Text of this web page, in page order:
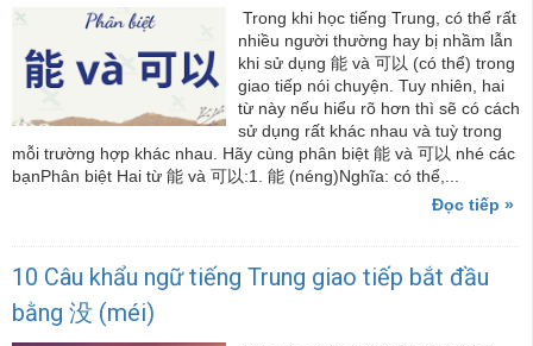
Trong khi học tiếng Trung, có thể rất
nhiều người thường hay bị nhầm lẫn
khi sử dụng 能 và 可以 (có thể) trong
giao tiếp nói chuyện. Tuy nhiên, hai
từ này nếu hiểu rõ hơn thì sẽ có cách
sử dụng rất khác nhau và tuỳ trong
mỗi trường hợp khác nhau. Hãy cùng phân biệt 能 và 可以 nhé các
bạnPhân biệt Hai từ 能 và 可以:1. 能 (néng)Nghĩa: có thể,...
Đọc tiếp »
10 Câu khẩu ngữ tiếng Trung giao tiếp bắt đầu
bằng 没 (méi)